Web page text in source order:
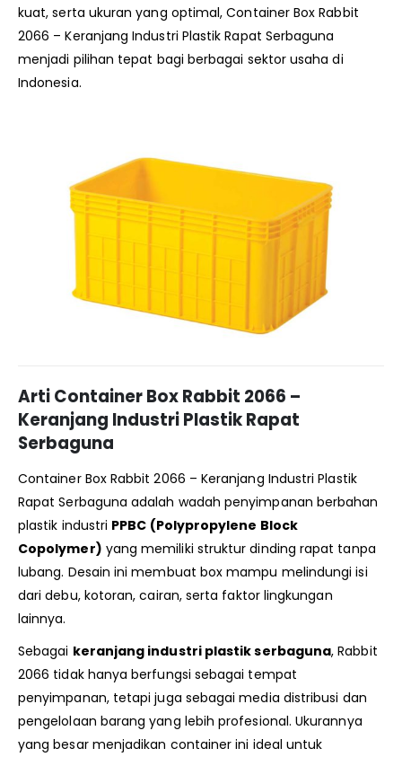
kuat, serta ukuran yang optimal, Container Box Rabbit
2066 – Keranjang Industri Plastik Rapat Serbaguna
menjadi pilihan tepat bagi berbagai sektor usaha di
Indonesia.
Arti Container Box Rabbit 2066 –
Keranjang Industri Plastik Rapat
Serbaguna
Container Box Rabbit 2066 – Keranjang Industri Plastik
Rapat Serbaguna adalah wadah penyimpanan berbahan
plastik industri PPBC (Polypropylene Block
Copolymer) yang memiliki struktur dinding rapat tanpa
lubang. Desain ini membuat box mampu melindungi isi
dari debu, kotoran, cairan, serta faktor lingkungan
lainnya.
Sebagai keranjang industri plastik serbaguna, Rabbit
2066 tidak hanya berfungsi sebagai tempat
penyimpanan, tetapi juga sebagai media distribusi dan
pengelolaan barang yang lebih profesional. Ukurannya
yang besar menjadikan container ini ideal untuk